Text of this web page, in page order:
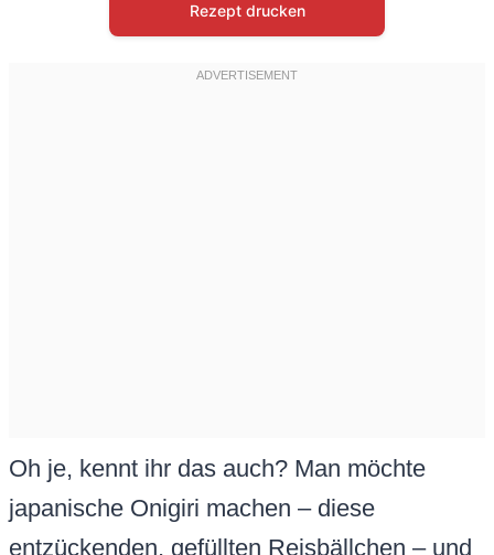
Rezept drucken
Oh je, kennt ihr das auch? Man möchte
japanische Onigiri machen – diese
entzückenden, gefüllten Reisbällchen – und